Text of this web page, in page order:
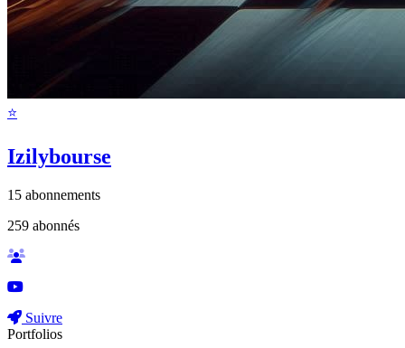
⭐️
Izilybourse
15 abonnements
259 abonnés
Suivre
Portfolios